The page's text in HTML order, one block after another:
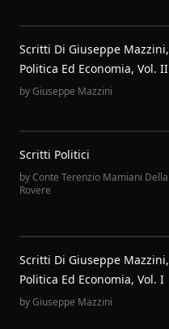
Scritti Di Giuseppe Mazzini,
Politica Ed Economia, Vol. II
byGiuseppe Mazzini
Scritti Politici
byConte Terenzio Mamiani Della
Rovere
Scritti Di Giuseppe Mazzini,
Politica Ed Economia, Vol. I
byGiuseppe Mazzini